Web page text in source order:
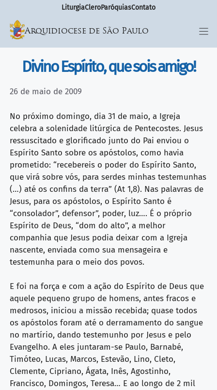
LiturgiaCleroParóquiasContato
Arquidiocese de São Paulo
Divino Espírito, que sois amigo!
26 de maio de 2009
No próximo domingo, dia 31 de maio, a Igreja
celebra a solenidade litúrgica de Pentecostes. Jesus
ressuscitado e glorificado junto do Pai enviou o
Espírito Santo sobre os apóstolos, como havia
prometido: “recebereis o poder do Espírito Santo,
que virá sobre vós, para serdes minhas testemunhas
(…) até os confins da terra” (At 1,8). Nas palavras de
Jesus, para os apóstolos, o Espírito Santo é
“consolador”, defensor”, poder, luz…. É o próprio
Espírito de Deus, “dom do alto”, a melhor
companhia que Jesus podia deixar com a Igreja
nascente, enviada como sua mensageira e
testemunha para o meio dos povos.
E foi na força e com a ação do Espírito de Deus que
aquele pequeno grupo de homens, antes fracos e
medrosos, iniciou a missão recebida; quase todos
os apóstolos foram até o derramamento do sangue
no martírio, dando testemunho por Jesus e pelo
Evangelho. A eles juntaram-se Paulo, Barnabé,
Timóteo, Lucas, Marcos, Estevão, Lino, Cleto,
Clemente, Cipriano, Ágata, Inês, Agostinho,
Francisco, Domingos, Teresa… E ao longo de 2 mil